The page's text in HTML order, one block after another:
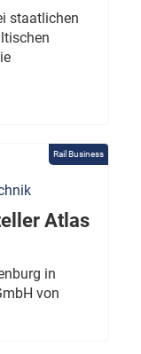
staatlichen
Rail Business
Atlas
in
von